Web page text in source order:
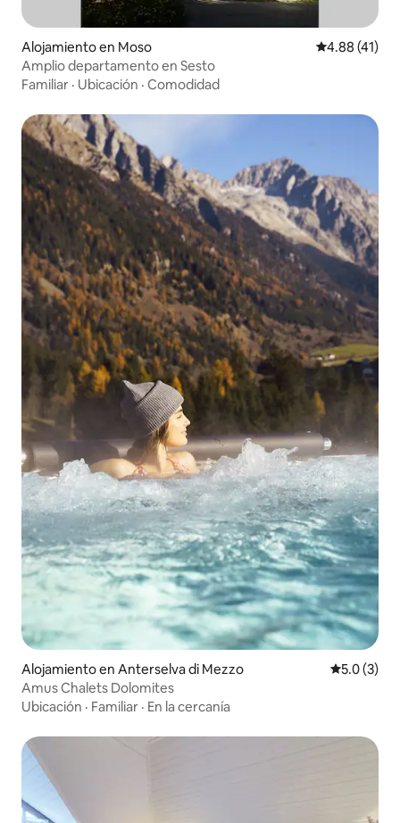
Alojamiento en Moso Calificación
4.88 (41)
Amplio departamento en Sesto
Familiar · Ubicación · Comodidad
Alojamiento en Anterselva di Mezzo
5.0 (3)
Amus Chalets Dolomites
Ubicación · Familiar · En la cercanía